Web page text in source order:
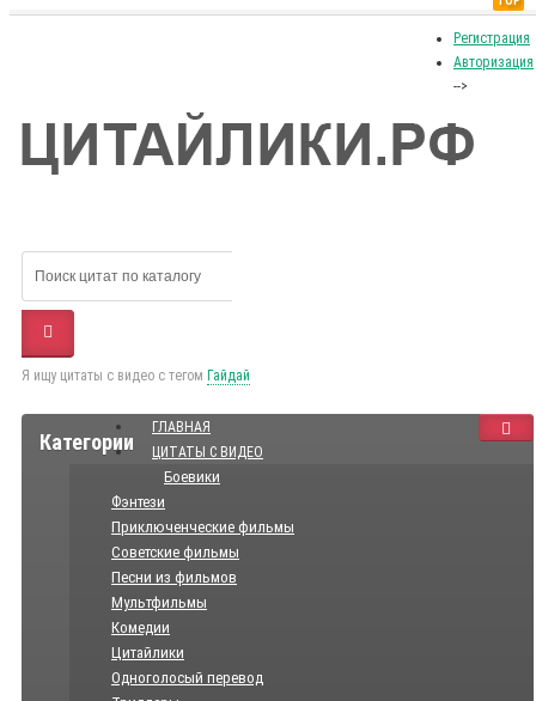
Регистрация
Авторизация
-->
Я ищу цитаты с видео с тегом Гайдай
Категории
ГЛАВНАЯ
ЦИТАТЫ С ВИДЕО
Боевики
Фэнтези
Приключенческие фильмы
Советские фильмы
Песни из фильмов
Мультфильмы
Комедии
Цитайлики
Одноголосый перевод